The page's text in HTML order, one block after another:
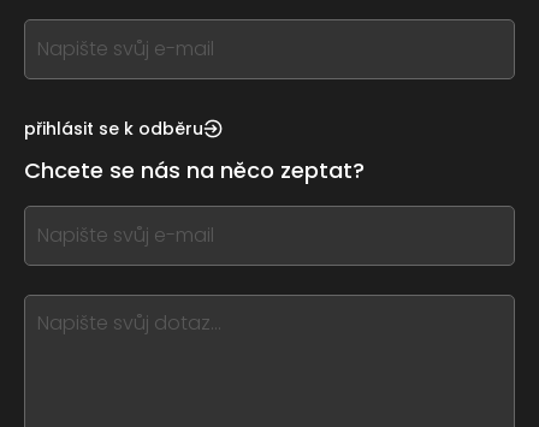
If
you
this,
this
form
field
blank
přihlásit se k odběru
Chcete se nás na něco zeptat?
If
you
this,
leave